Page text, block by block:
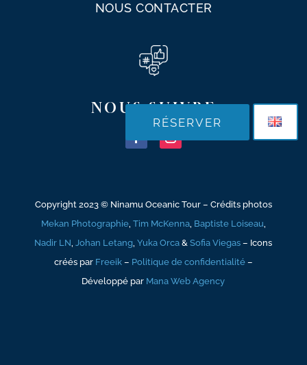
NOUS CONTACTER
RÉSERVER
NOUS SUIVRE
Copyright 2023 © Ninamu Oceanic Tour – Crédits photos
Mekan Photographie, Tim McKenna, Baptiste Loiseau
Nadir LN ,Johan Letang ,Yuka Orca &Sofia Viegas – Icons
créés par Freeik– Politique de confidentialité–
Développé par Mana Web Agency